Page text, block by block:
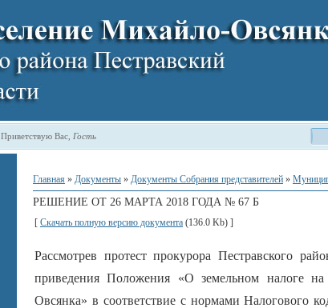
Приветствую Вас Гость
Главная » Документы » Документы Собрания представителей »
РЕШЕНИЕ ОТ 26 МАРТА 2018 ГОДА № 67 Б
[ Скачать полную версию документа (136.0 Kb) ]
Рассмотрев протест прокурора Пестравского
приведения Положения «О земельном налоге на
Овсянка» в соответствие с нормами Налогового